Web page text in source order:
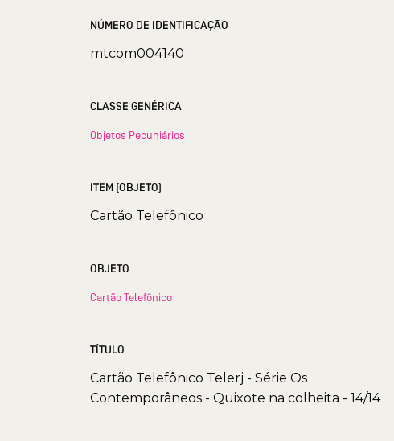
NÚMERO DE IDENTIFICAÇÃO
mtcom004140
CLASSE GENÉRICA
Objetos Pecuniários
ITEM (OBJETO)
Cartão Telefônico
OBJETO
Cartão Telefônico
TÍTULO
Cartão Telefônico Telerj - Série Os
Contemporâneos - Quixote na colheita - 14/14